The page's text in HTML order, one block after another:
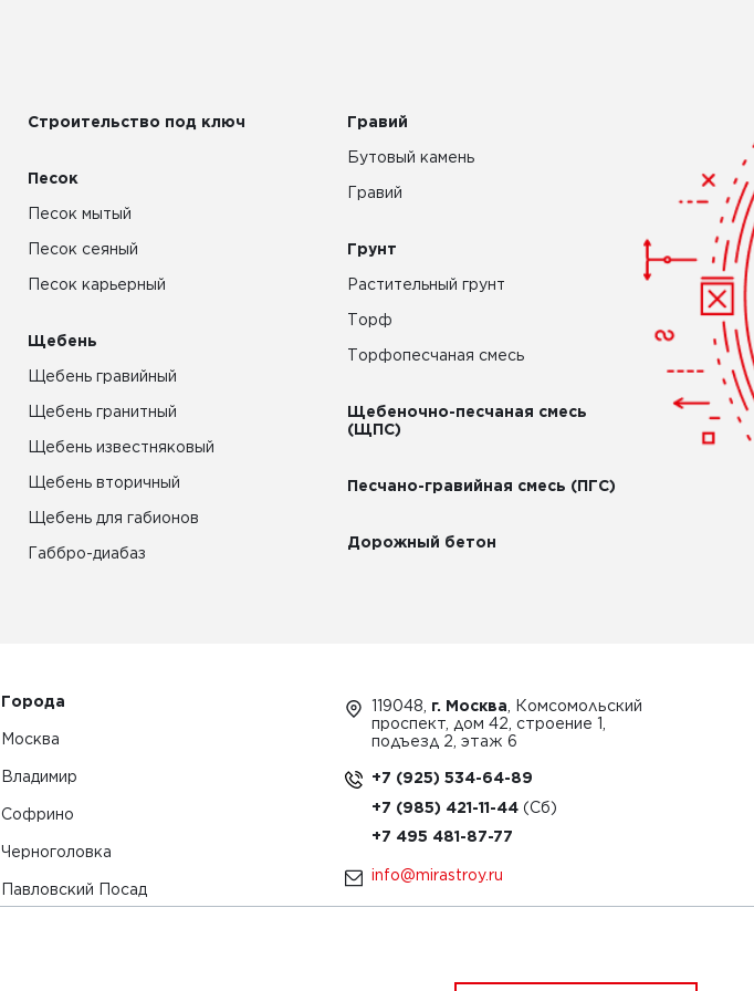
Строительство под ключ
Песок
Песок мытый
Песок сеяный
Песок карьерный
Щебень
Щебень гравийный
Щебень гранитный
Щебень известняковый
Щебень вторичный
Щебень для габионов
Габбро-диабаз
Гравий
Бутовый камень
Гравий
Грунт
Растительный грунт
Торф
Торфопесчаная смесь
Щебеночно-песчаная смесь
(ЩПС)
Песчано-гравийная смесь (ПГС)
Дорожный бетон
Города
Москва
Владимир
Софрино
Черноголовка
Павловский Посад
119048, г. Москва , Комсомольский
проспект, дом 42, строение 1,
подъезд 2, этаж 6
+7 (925) 534-64-89
+7 (985) 421-11-44
+7 495 481-87-77
info@mirastroy.ru